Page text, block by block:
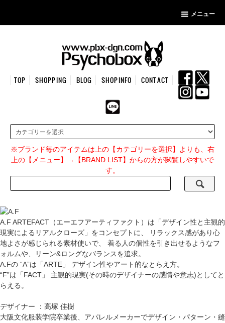
メニュー
TOP SHOPPING BLOG SHOPINFO CONTACT
※ブランド毎のアイテムは上の【カテゴリーを選択】よりも、右
上の【メニュー】→【BRAND LIST】からの方が閲覧しやすいで
す。
A.F ARTEFACT（エーエフアーティファクト）は「デザイン性と主観的
現実によるリアルクローズ」をコンセプトに、 リラックス感があり心
地よさが感じられる素材使いで、 着る人の個性を引き出せるようなフ
ォルムや、リーン&ロングなバランスを追求。
A.Fの “A”は「ARTE」 デザイン性やアート的なとらえ方。
“F”は「FACT」 主観的現実(その時のデザイナーの感情や意志)としてと
らえる。
デザイナー ：高塚 佳樹
大阪文化服装学院卒業後、アパレルメーカーでデザイン・パターン・縫